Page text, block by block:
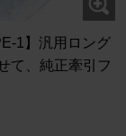
1】汎用ロング
て、純正牽引フ